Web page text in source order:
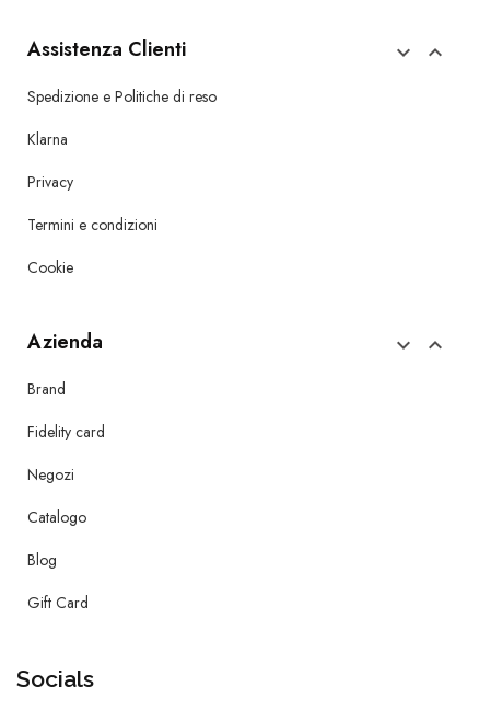
Assistenza Clienti  
Spedizione e Politiche di reso
Klarna
Privacy
Termini e condizioni
Cookie
Azienda  
Brand
Fidelity card
Negozi
Catalogo
Blog
Gift Card
Socials